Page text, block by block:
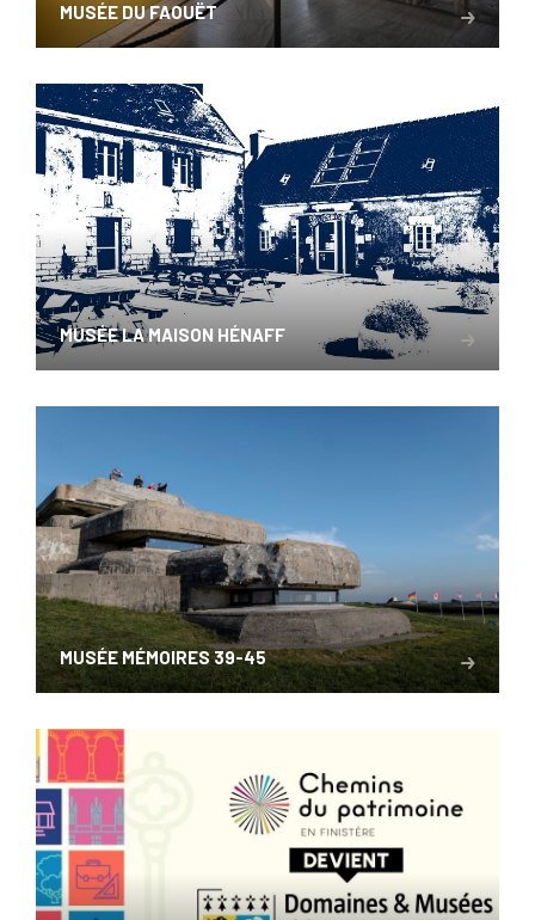
MUSÉE DU FAOUËT
MUSÉE LA MAISON HÉNAFF
MUSÉE MÉMOIRES 39-45